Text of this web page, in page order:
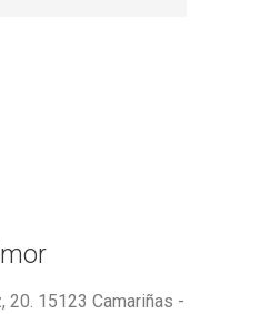
20. 15123 Camariñas -